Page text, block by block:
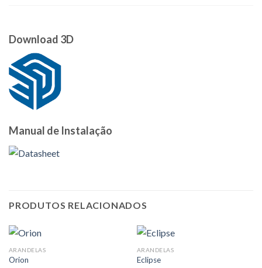
Download 3D
Manual de Instalação
PRODUTOS RELACIONADOS
ARANDELAS
Orion
ARANDELAS
Eclipse